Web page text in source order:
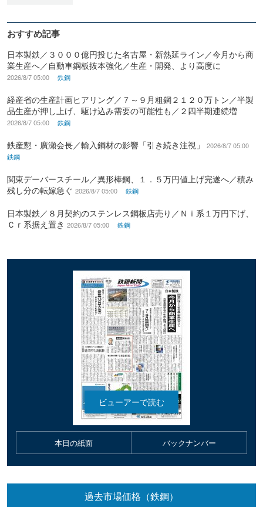
おすすめ記事
日本製鉄／３０００億円投じた名古屋・新熱延ライン／今月から商
業生産へ／自動車鋼板抜本強化／生産・開発、より高度に
2026/8/7 05:00 鉄鋼
経産省の生産計画ヒアリング／７～９月粗鋼２１２０万トン／半製
品生産が押し上げ、駆け込み需要の可能性も／２四半期連続増
2026/8/7 05:00 鉄鋼
鉄産懇・廣瀬会長／輸入鋼材の影響「引き続き注視」
2026/8/7 05:00
鉄鋼
関東デーバースチール／異形棒鋼、１．５万円値上げ完遂へ／積み
残し分の転嫁急ぐ 2026/8/7 05:00 鉄鋼
日本製鉄／８月契約のステンレス鋼板店売り／Ｎｉ系１万円下げ、
Ｃｒ系据え置き 2026/8/7 05:00 鉄鋼
本日の紙面 バックナンバー
過去市場価格（鉄鋼）